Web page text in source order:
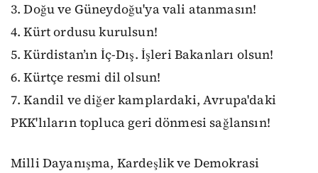
3. Doğu ve Güneydoğu'ya vali atanmasın!
4. Kürt ordusu kurulsun!
5. Kürdistan’ın İç-Dış. İşleri Bakanları olsun!
6. Kürtçe resmi dil olsun!
7. Kandil ve diğer kamplardaki, Avrupa'daki
PKK'lıların topluca geri dönmesi sağlansın!
Milli Dayanışma, Kardeşlik ve Demokrasi